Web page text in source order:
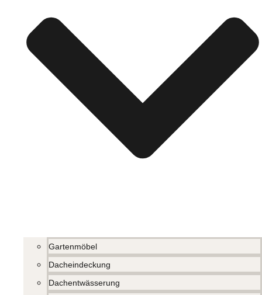
Gartenmöbel
Dacheindeckung
Dachentwässerung